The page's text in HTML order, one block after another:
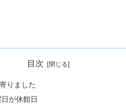
目次
りました
が休館日